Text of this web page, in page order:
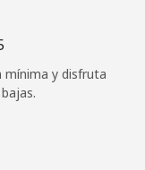
mínima y disfruta